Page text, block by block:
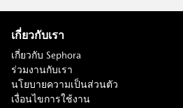
เกี่ยวกับเรา
เกี่ยวกับ Sephora
ร่วมงานกับเรา
นโยบายความเป็นส่วนตัว
เงื่อนไขการใช้งาน